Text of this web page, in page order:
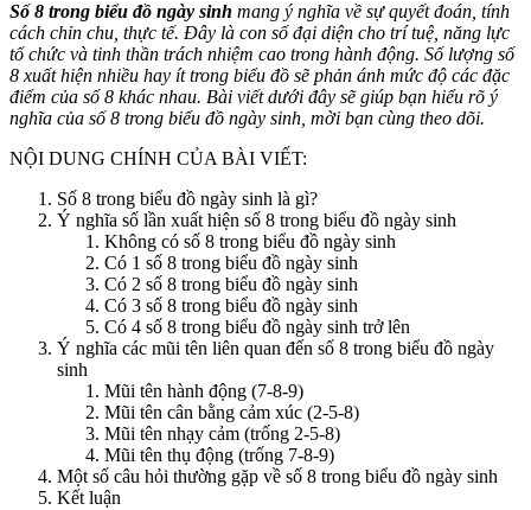
Số 8 trong biểu đồ ngày sinh mang ý nghĩa về sự quyết đoán, tính
cách chỉn chu, thực tế. Đây là con số đại diện cho trí tuệ, năng lực
tổ chức và tinh thần trách nhiệm cao trong hành động. Số lượng số
8 xuất hiện nhiều hay ít trong biểu đồ sẽ phản ánh mức độ các đặc
điểm của số 8 khác nhau. Bài viết dưới đây sẽ giúp bạn hiểu rõ ý
nghĩa của số 8 trong biểu đồ ngày sinh, mời bạn cùng theo dõi.
NỘI DUNG CHÍNH CỦA BÀI VIẾT:
Số 8 trong biểu đồ ngày sinh là gì?
Ý nghĩa số lần xuất hiện số 8 trong biểu đồ ngày sinh
Không có số 8 trong biểu đồ ngày sinh
Có 1 số 8 trong biểu đồ ngày sinh
Có 2 số 8 trong biểu đồ ngày sinh
Có 3 số 8 trong biểu đồ ngày sinh
Có 4 số 8 trong biểu đồ ngày sinh trở lên
Ý nghĩa các mũi tên liên quan đến số 8 trong biểu đồ ngày
sinh
Mũi tên hành động (7-8-9)
Mũi tên cân bằng cảm xúc (2-5-8)
Mũi tên nhạy cảm (trống 2-5-8)
Mũi tên thụ động (trống 7-8-9)
Một số câu hỏi thường gặp về số 8 trong biểu đồ ngày sinh
Kết luận